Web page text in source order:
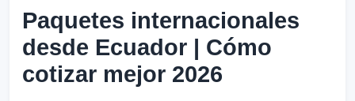
Paquetes internacionales
desde Ecuador | Cómo
cotizar mejor 2026